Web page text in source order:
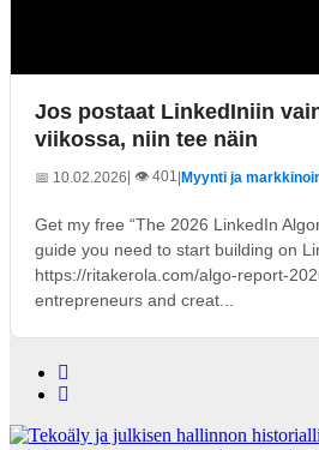
Jos postaat LinkedIniin
viikossa, niin tee näin
📅 10.02.2026| 👁️ 401 Myynti ja
Get my free “The 2026 LinkedIn
guide you need to start building on
https://ritakerola.com/algo-report-
entrepreneurs and creat...